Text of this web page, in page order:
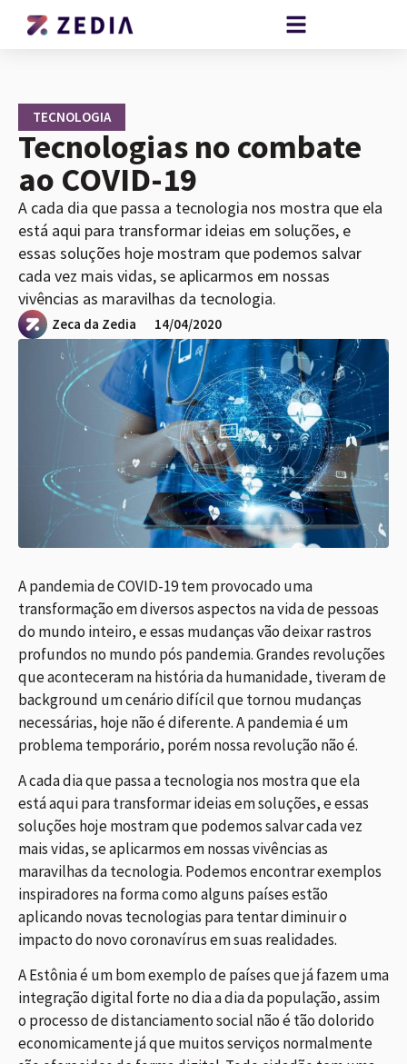
TECNOLOGIA
Tecnologias no combate
ao COVID-19
A cada dia que passa a tecnologia nos mostra que ela
está aqui para transformar ideias em soluções, e
essas soluções hoje mostram que podemos salvar
cada vez mais vidas, se aplicarmos em nossas
vivências as maravilhas da tecnologia.
Zeca da Zedia 14/04/2020
A pandemia de COVID-19 tem provocado uma
transformação em diversos aspectos na vida de pessoas
do mundo inteiro, e essas mudanças vão deixar rastros
profundos no mundo pós pandemia. Grandes revoluções
que aconteceram na história da humanidade, tiveram de
background um cenário difícil que tornou mudanças
necessárias, hoje não é diferente. A pandemia é um
problema temporário, porém nossa revolução não é.
A cada dia que passa a tecnologia nos mostra que ela
está aqui para transformar ideias em soluções, e essas
soluções hoje mostram que podemos salvar cada vez
mais vidas, se aplicarmos em nossas vivências as
maravilhas da tecnologia. Podemos encontrar exemplos
inspiradores na forma como alguns países estão
aplicando novas tecnologias para tentar diminuir o
impacto do novo coronavírus em suas realidades.
A Estônia é um bom exemplo de países que já fazem uma
integração digital forte no dia a dia da população, assim
o processo de distanciamento social não é tão dolorido
economicamente já que muitos serviços normalmente